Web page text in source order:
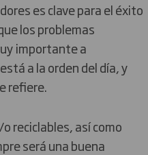
es clave para el éxito
los problemas
importante a
a la orden del día, y
refiere.
reciclables, así como
será una buena